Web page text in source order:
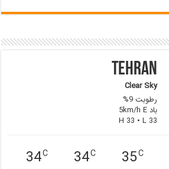
Tehran
Clear Sky
رطوبت 9%
باد 5km/h E
H 33 • L 33
35C
34C
34C